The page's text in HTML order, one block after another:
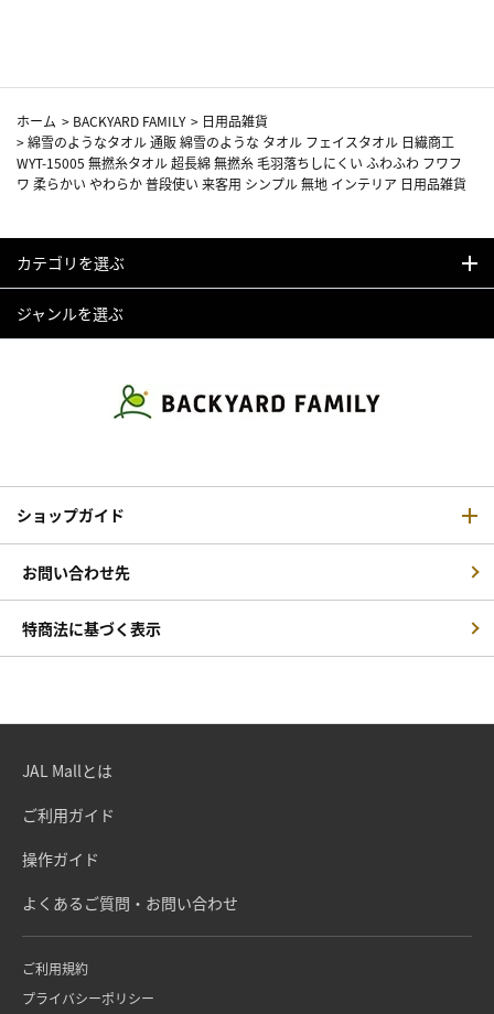
ホーム > BACKYARD FAMILY > 日用品雑貨
>綿雪のようなタオル 通販 綿雪のような タオル フェイスタオル 日繊商工
WYT-15005 無撚糸タオル 超長綿 無撚糸 毛羽落ちしにくい ふわふわ フワフ
ワ 柔らかい やわらか 普段使い 来客用 シンプル 無地 インテリア 日用品雑貨
カテゴリを選ぶ
ジャンルを選ぶ
ショップガイド
お問い合わせ先
特商法に基づく表示
JAL Mallとは
ご利用ガイド
操作ガイド
よくあるご質問・お問い合わせ
ご利用規約
プライバシーポリシー